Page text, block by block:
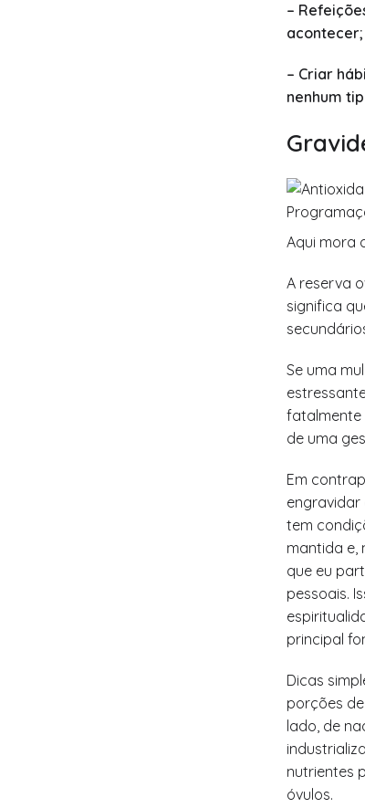
–
acontecer;
– Criar
nenhum
Aqui mora
A reserva
significa
Se uma
fatalmente
de uma
Em
engravidar
tem
mantida e,
que eu
pessoais.
principal
Dicas
porções
lado, de
nutrientes
óvulos.